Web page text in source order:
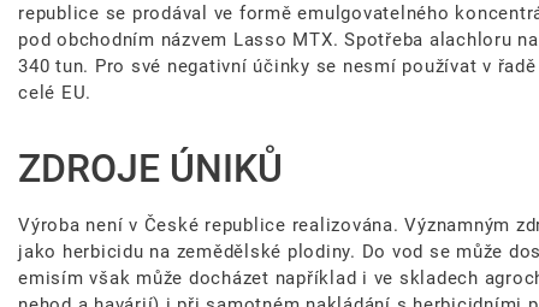
republice se prodával ve formě emulgovatelného
pod obchodním názvem Lasso MTX. Spotřeba alachloru
340 tun. Pro své negativní účinky se nesmí používat v
celé EU.
ZDROJE ÚNIKŮ
Výroba není v České republice realizována. Významným
jako herbicidu na zemědělské plodiny. Do vod se může
emisím však může docházet například i ve skladech